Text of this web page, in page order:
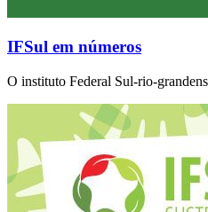
IFSul em números
O instituto Federal Sul-rio-